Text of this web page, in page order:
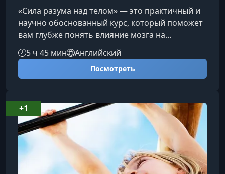
«Сила разума над телом» — это практичный и
научно обоснованный курс, который поможет
вам глубже понять влияние мозга на
физическое состояние и научиться
использовать внутренние ресурсы для
улучшения здоровья, снижения боли и
яркие открытия в области нейробиологии и
психосоматики, узнаете, как работает связь
мозга и тела, и поймёте, почему наше
сознание способно усил
5 ч 45 мин Английский
Посмотреть
+1